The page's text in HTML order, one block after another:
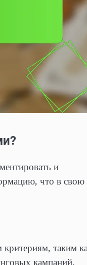
и
что в свою
таким
кампаний,